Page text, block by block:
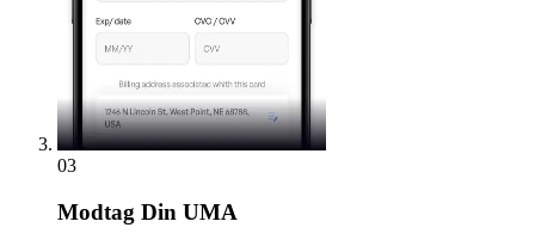
03
Modtag Din UMA